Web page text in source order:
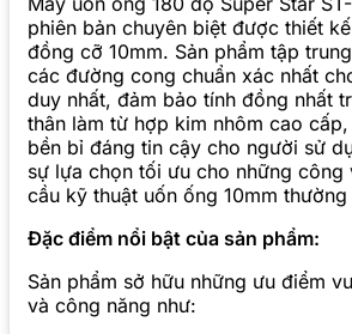
phiên bản chuyên biệt được thiết
đồng cỡ 10mm. Sản phẩm tập
các đường cong chuẩn xác nhất
duy nhất, đảm bảo tính đồng nhất
thân làm từ hợp kim nhôm cao
bền bỉ đáng tin cậy cho người sử
sự lựa chọn tối ưu cho những công
cầu kỹ thuật uốn ống 10mm thường
Đặc điểm nổi bật của sản phẩm:
Sản phẩm sở hữu những ưu điểm
và công năng như: